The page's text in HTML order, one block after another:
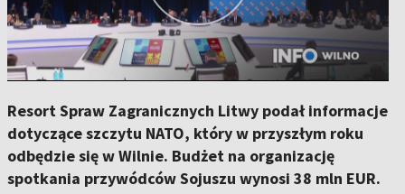
Resort Spraw Zagranicznych Litwy podał informacje
dotyczące szczytu NATO, który w przyszłym roku
odbędzie się w Wilnie. Budżet na organizację
spotkania przywódców Sojuszu wynosi 38 mln EUR.